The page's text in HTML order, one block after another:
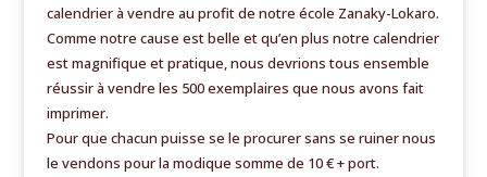
calendrier à vendre au profit de notre école Zanaky-Lokaro.
Comme notre cause est belle et qu’en plus notre calendrier
est magnifique et pratique, nous devrions tous ensemble
réussir à vendre les 500 exemplaires que nous avons fait
imprimer.
Pour que chacun puisse se le procurer sans se ruiner nous
le vendons pour la modique somme de 10 € + port.